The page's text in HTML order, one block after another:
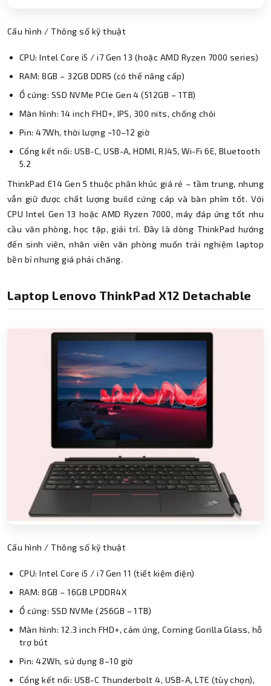
Cấu hình / Thông số kỹ thuật
CPU: Intel Core i5 / i7 Gen 13 (hoặc AMD Ryzen 7000 series)
RAM: 8GB – 32GB DDR5 (có thể nâng cấp)
Ổ cứng: SSD NVMe PCIe Gen 4 (512GB – 1TB)
Màn hình: 14 inch FHD+, IPS, 300 nits, chống chói
Pin: 47Wh, thời lượng ~10–12 giờ
Cổng kết nối: USB-C, USB-A, HDMI, RJ45, Wi-Fi 6E, Bluetooth
5.2
ThinkPad E14 Gen 5 thuộc phân khúc giá rẻ – tầm trung, nhưng
vẫn giữ được chất lượng build cứng cáp và bàn phím tốt. Với
CPU Intel Gen 13 hoặc AMD Ryzen 7000, máy đáp ứng tốt nhu
cầu văn phòng, học tập, giải trí. Đây là dòng ThinkPad hướng
đến sinh viên, nhân viên văn phòng muốn trải nghiệm laptop
bền bỉ nhưng giá phải chăng.
Laptop Lenovo ThinkPad X12 Detachable
Cấu hình / Thông số kỹ thuật
CPU: Intel Core i5 / i7 Gen 11 (tiết kiệm điện)
RAM: 8GB – 16GB LPDDR4X
Ổ cứng: SSD NVMe (256GB – 1TB)
Màn hình: 12.3 inch FHD+, cảm ứng, Corning Gorilla Glass, hỗ
trợ bút
Pin: 42Wh, sử dụng 8–10 giờ
Cổng kết nối: USB-C Thunderbolt 4, USB-A, LTE (tùy chọn),